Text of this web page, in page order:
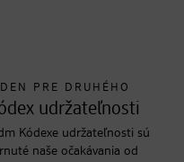
PRE DRUHÉHO
udržateľnosti
Kódexe udržateľnosti sú
naše očakávania od